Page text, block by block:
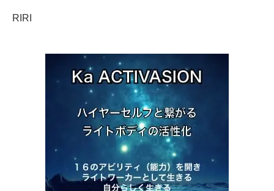
RIRI